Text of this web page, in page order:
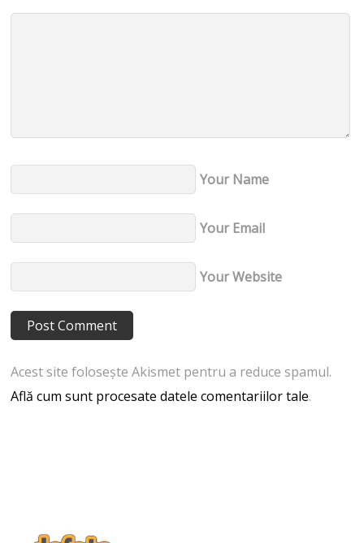
Your Name
Your Email
Your Website
Acest site folosește Akismet pentru a reduce spamul.
Află cum sunt procesate datele comentariilor tale.